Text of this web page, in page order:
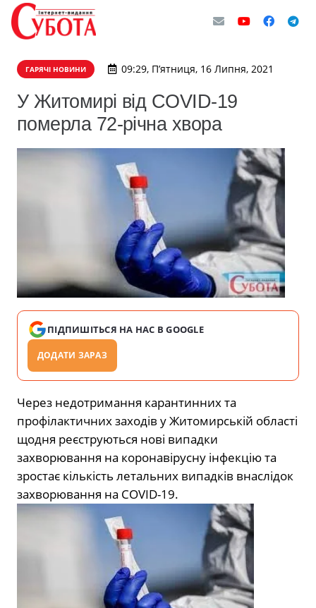
ГАРЯЧІ НОВИНИ 09:29, П’ятниця, 16 Липня, 2021
У Житомирі від COVID-19
померла 72-річна хвора
ПІДПИШІТЬСЯ НА НАС В GOOGLE
ДОДАТИ ЗАРАЗ
Через недотримання карантинних та
профілактичних заходів у Житомирській області
щодня реєструються нові випадки
захворювання на коронавірусну інфекцію та
зростає кількість летальних випадків внаслідок
захворювання на COVID-19.